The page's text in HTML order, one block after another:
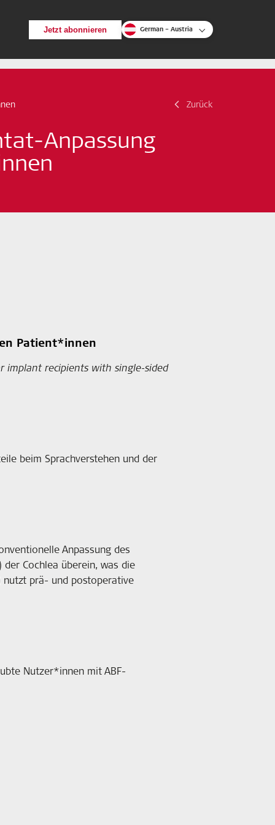
Jetzt abonnieren German – Austria
SucheZurück
Anpassung
Patient*innen
implant recipients with single-sided
beim Sprachverstehen und der
Anpassung des
Cochlea überein, was die
nutzt prä- und postoperative
Nutzer*innen mit ABF-